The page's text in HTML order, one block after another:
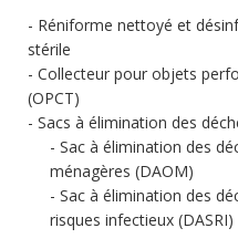
Réniforme nettoyé et
stérile
Collecteur pour objets
(OPCT)
Sacs à élimination des
Sac à élimination des
ménagères (DAOM)
Sac à élimination des
risques infectieux (DASRI)